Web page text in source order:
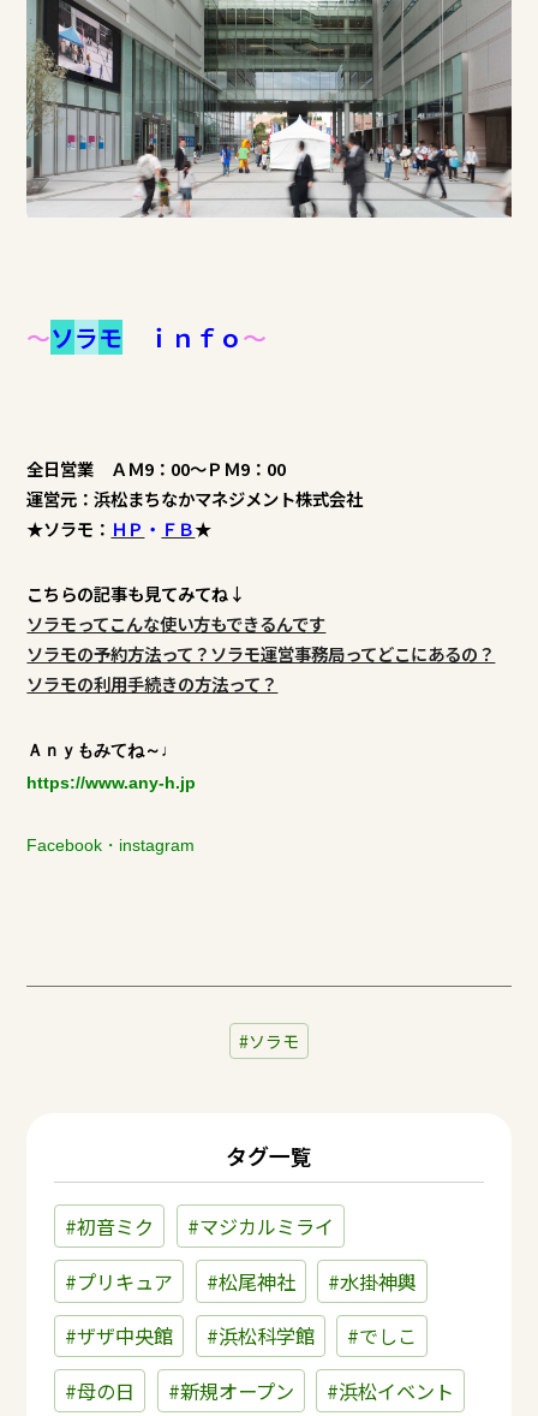
～ソラモ ｉｎｆｏ～
全日営業 ＡＭ9：00～ＰＭ9：00
運営元：浜松まちなかマネジメント株式会社
★ソラモ： ＨＰ ・ ＦＢ★
こちらの記事も見てみてね↓
ソラモってこんな使い方もできるんです
ソラモの予約方法って？ソラモ運営事務局ってどこにあるの？
ソラモの利用手続きの方法って？
Ａｎｙもみてね～♩
https://www.any-h.jp
Facebook ・ instagram
ソラモ
タグ一覧
#初音ミク
#マジカルミライ
#プリキュア
#松尾神社
#水掛神輿
#ザザ中央館
#浜松科学館
#でしこ
#母の日
#新規オープン
#浜松イベント